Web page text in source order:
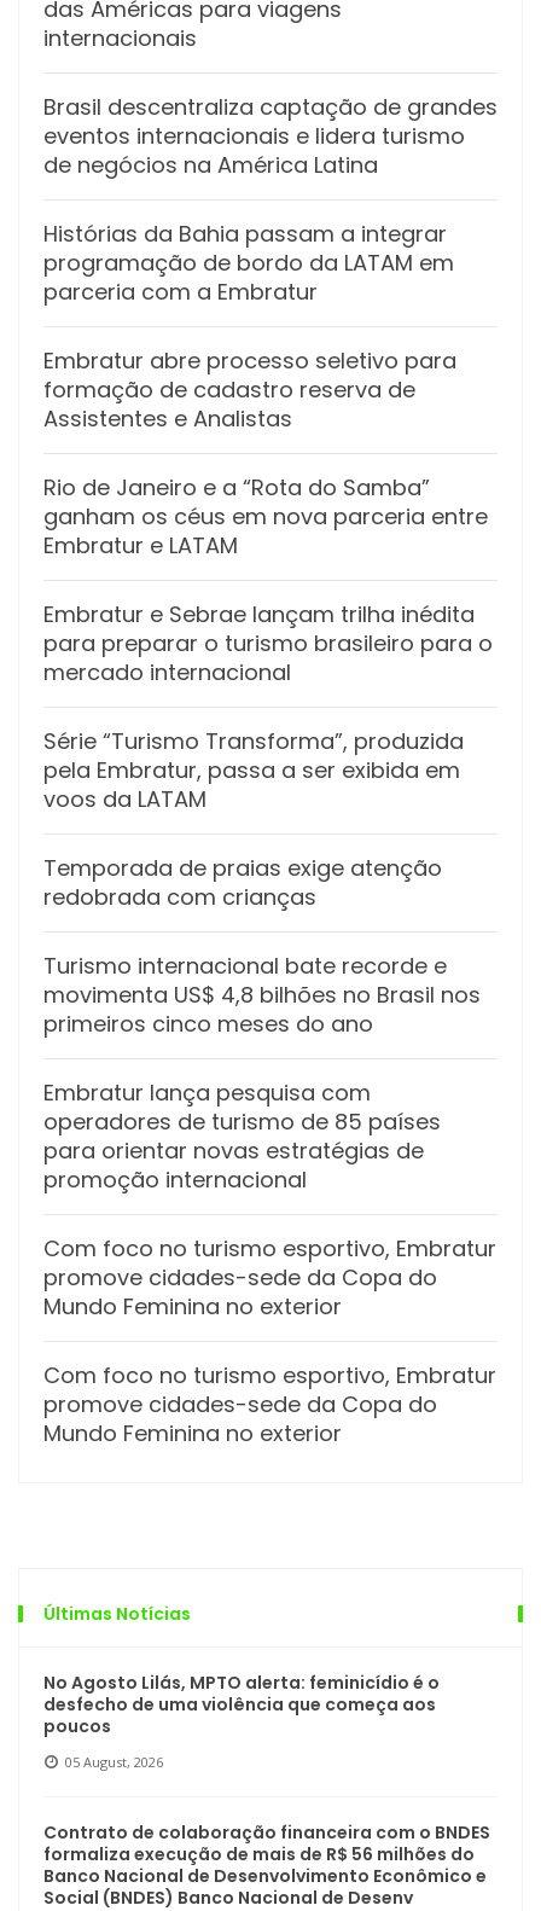
das Américas para viagens
internacionais
Brasil descentraliza captação de grandes
eventos internacionais e lidera turismo
de negócios na América Latina
Histórias da Bahia passam a integrar
programação de bordo da LATAM em
parceria com a Embratur
Embratur abre processo seletivo para
formação de cadastro reserva de
Assistentes e Analistas
Rio de Janeiro e a “Rota do Samba”
ganham os céus em nova parceria entre
Embratur e LATAM
Embratur e Sebrae lançam trilha inédita
para preparar o turismo brasileiro para o
mercado internacional
Série “Turismo Transforma”, produzida
pela Embratur, passa a ser exibida em
voos da LATAM
Temporada de praias exige atenção
redobrada com crianças
Turismo internacional bate recorde e
movimenta US$ 4,8 bilhões no Brasil nos
primeiros cinco meses do ano
Embratur lança pesquisa com
operadores de turismo de 85 países
para orientar novas estratégias de
promoção internacional
Com foco no turismo esportivo, Embratur
promove cidades-sede da Copa do
Mundo Feminina no exterior
Com foco no turismo esportivo, Embratur
promove cidades-sede da Copa do
Mundo Feminina no exterior
Últimas Notícias
No Agosto Lilás, MPTO alerta: feminicídio é o
desfecho de uma violência que começa aos
poucos
05 August, 2026
Contrato de colaboração financeira com o BNDES
formaliza execução de mais de R$ 56 milhões do
Banco Nacional de Desenvolvimento Econômico e
Social (BNDES) Banco Nacional de Desenv